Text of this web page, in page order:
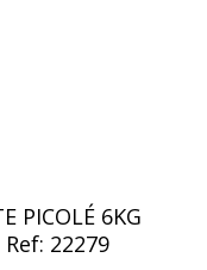
PICOLÉ 6KG
Ref: 22279